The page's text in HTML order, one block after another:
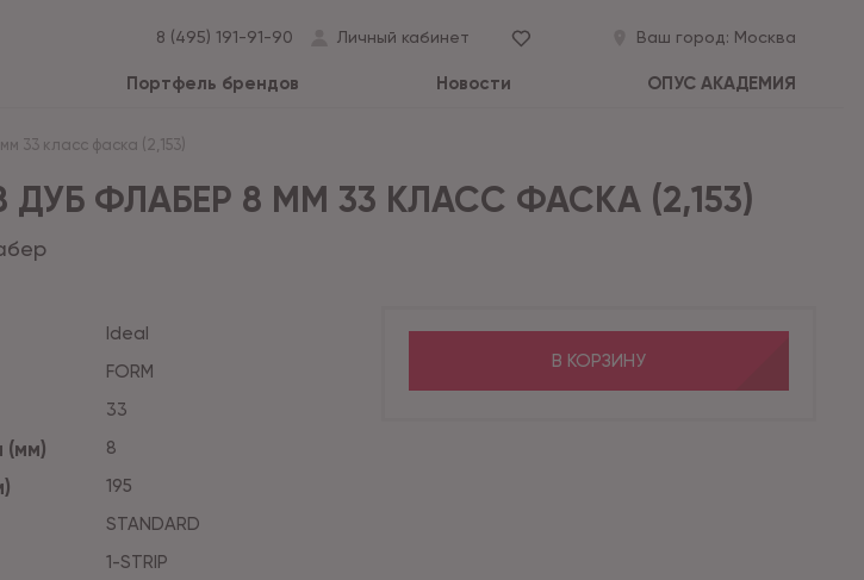
8 (495) 191-91-90 Личный кабинет Ваш город: Москва
Портфель брендов Новости ОПУС АКАДЕМИЯ
33 класс фаска (2,153)
ДУБ ФЛАБЕР 8 ММ 33 КЛАСС ФАСКА (2,153)
Ideal
FORM
33
(мм) 8
195
STANDARD
1-STRIP
В КОРЗИНУ